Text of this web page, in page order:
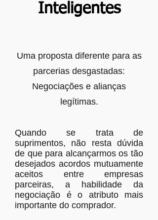
Inteligentes
Uma proposta diferente para as
parcerias desgastadas:
Negociações e alianças
legítimas.
Quando se trata de
suprimentos, não resta dúvida
de que para alcançarmos os tão
desejados acordos mutuamente
aceitos entre empresas
parceiras, a habilidade da
negociação é o atributo mais
importante do comprador.